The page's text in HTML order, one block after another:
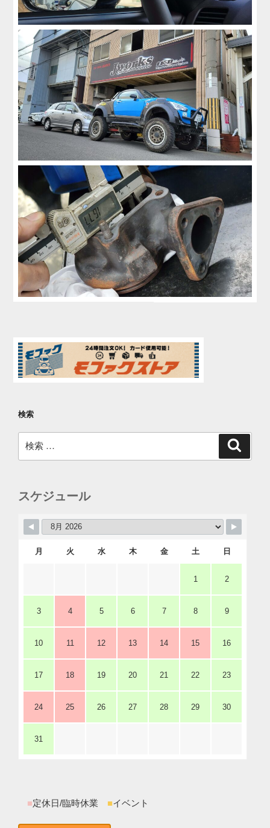
検索
索:
スケジュール
月 火 水 木 金 土 日
1 2
3 4 5 6 7 8 9
10 11 12 13 14 15 16
17 18 19 20 21 22 23
24 25 26 27 28 29 30
31
■定休日/臨時休業 ■イベント